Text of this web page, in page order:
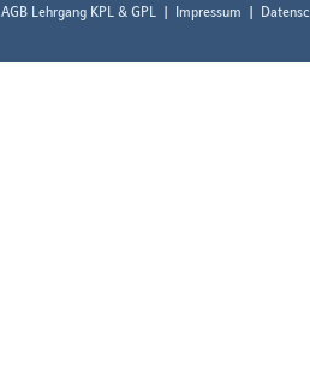
AGB Lehrgang KPL & GPL Impressum